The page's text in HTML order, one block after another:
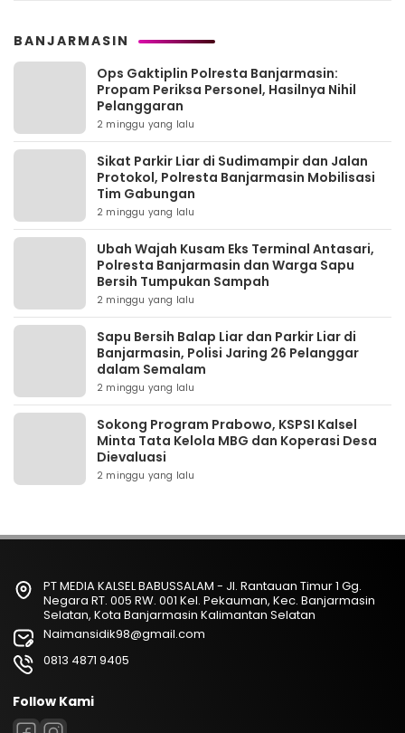
BANJARMASIN
Ops Gaktiplin Polresta Banjarmasin:
Propam Periksa Personel, Hasilnya Nihil
Pelanggaran
2 minggu yang lalu
Sikat Parkir Liar di Sudimampir dan Jalan
Protokol, Polresta Banjarmasin Mobilisasi
Tim Gabungan
2 minggu yang lalu
Ubah Wajah Kusam Eks Terminal Antasari,
Polresta Banjarmasin dan Warga Sapu
Bersih Tumpukan Sampah
2 minggu yang lalu
Sapu Bersih Balap Liar dan Parkir Liar di
Banjarmasin, Polisi Jaring 26 Pelanggar
dalam Semalam
2 minggu yang lalu
Sokong Program Prabowo, KSPSI Kalsel
Minta Tata Kelola MBG dan Koperasi Desa
Dievaluasi
2 minggu yang lalu
PT MEDIA KALSEL BABUSSALAM - Jl. Rantauan Timur 1 Gg.
Negara RT. 005 RW. 001 Kel. Pekauman, Kec. Banjarmasin
Selatan, Kota Banjarmasin Kalimantan Selatan
Naimansidik98@gmail.com
0813 4871 9405
Follow Kami